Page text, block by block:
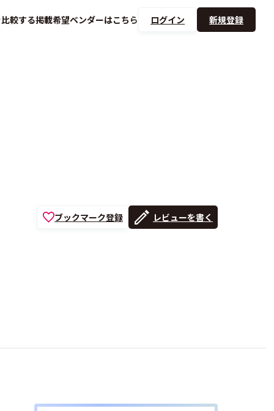
比較する掲載希望ベンダーはこちら ログイン 新規登録
ブックマーク登録 レビューを書く